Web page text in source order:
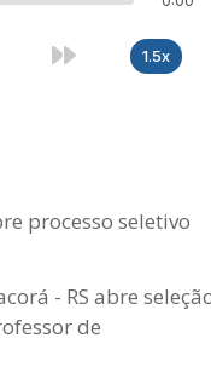
1.5x
processo seletivo
- RS abre
de